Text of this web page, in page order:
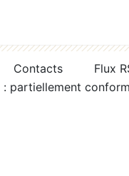
Contacts
Flux
partiellement